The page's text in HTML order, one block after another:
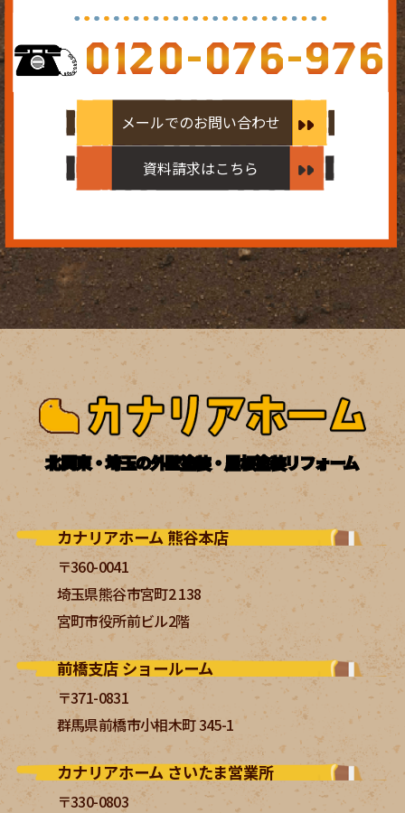
0120-076-976
メールでのお問い合わせ
資料請求はこちら
北関東・埼玉の外壁塗装・屋根塗装リフォーム
カナリアホーム 熊谷本店
〒360-0041
埼玉県熊谷市宮町2 138
宮町市役所前ビル2階
前橋支店 ショールーム
〒371-0831
群馬県前橋市小相木町 345-1
カナリアホーム さいたま営業所
〒330-0803